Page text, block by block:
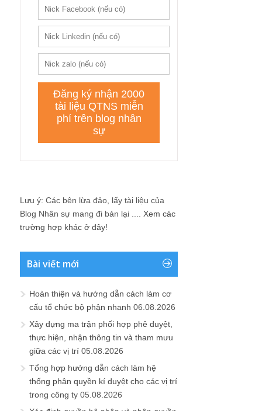
Lưu ý: Các bên lừa đảo, lấy tài liệu của
Blog Nhân sự mang đi bán lại .... Xem các
trường hợp khác ở đây!
Bài viết mới
Hoàn thiện và hướng dẫn cách làm cơ
cấu tổ chức bộ phận nhanh 06.08.2026
Xây dựng ma trận phối hợp phê duyệt,
thực hiện, nhận thông tin và tham mưu
giữa các vị trí 05.08.2026
Tổng hợp hướng dẫn cách làm hệ
thống phân quyền kí duyệt cho các vị trí
trong công ty 05.08.2026